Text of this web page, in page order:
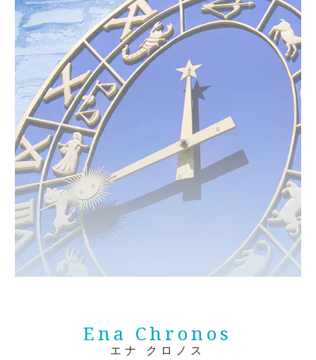
クローズアップ
プロポーズアイテム
ラブレタージュエリー
アニバーサリージュエリー
商品クオリティ
ダイヤモンドの品質
ダイヤモンド仕入れのこだわり
指輪の品質・特徴
シライシについて
ブランドコンセプト
お客様への想い
ブライダルリングへの想い
パイオニアの想い
パーフェクトフィットカウンセリング
プロフェッショナルズ
サービス
シークレットストーン
レーザー刻印サービス
ナノジュエリーコート
永久保証サービス
ニュース・フェア
店舗のご案内
よくあるご質問
リングコラム
Ena Chronos
エナ クロノス